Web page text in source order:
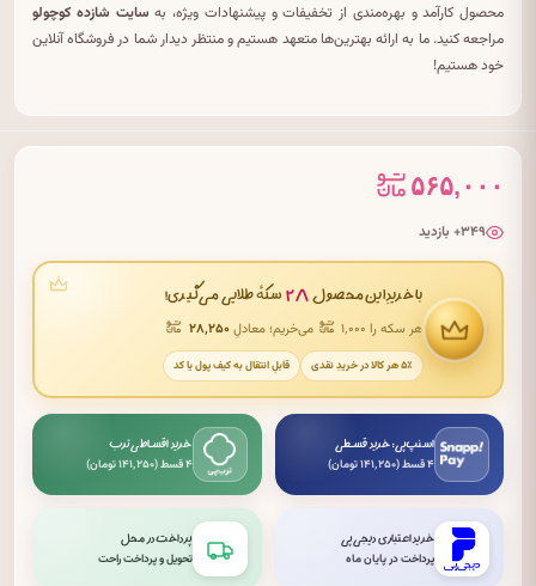
محصول کارآمد و بهره‌مندی از تخفیفات و پیشنهادات ویژه، به سایت شازده کوچولو
مراجعه کنید. ما به ارائه بهترین‌ها متعهد هستیم و منتظر دیدار شما در فروشگاه آنلاین
خود هستیم!
۵۶۵,۰۰۰
۳۴۹+ بازدید
با خریدِ این محصول ۲۸ سکهٔ طلایی می‌گیری!
هر سکه را ۱٬۰۰۰ می‌خریم؛ معادلِ۲۸٬۲۵۰
۵٪ هر کالا در خریدِ نقدی قابلِ انتقال به کیف پول یا کد
اسنپ‌پی: خرید قسطی
۴ قسط (۱۴۱٬۲۵۰ تومان)
خرید اقساطی ترب
۴ قسط (۱۴۱٬۲۵۰ تومان)
خرید اعتباری دیجی‌پی
پرداخت در پایان ماه
پرداخت در محل
تحویل و پرداخت راحت